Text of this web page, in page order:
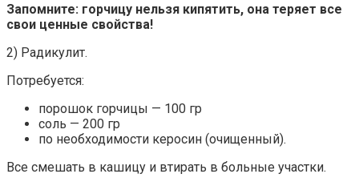
Запомните: горчицу нельзя кипятить, она теряет все
свои ценные свойства!
2) Радикулит.
Потребуется:
порошок горчицы — 100 гр
соль — 200 гр
по необходимости керосин (очищенный).
Все смешать в кашицу и втирать в больные участки.